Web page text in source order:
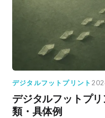
デジタルフットプリント
デジタルフットプ
類・具体例